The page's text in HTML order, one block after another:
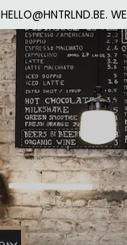
WE